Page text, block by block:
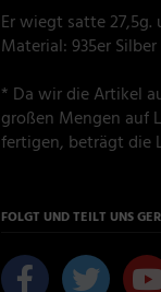
Er wiegt satte
Material: 935er Silber
* Da wir die Artikel
großen Mengen auf
fertigen, beträgt die
FOLGT UND TEILT UNS